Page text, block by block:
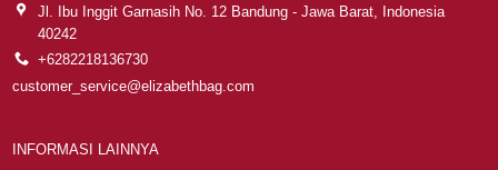
Jl. Ibu Inggit Garnasih No. 12 Bandung - Jawa Barat, Indonesia
40242
+6282218136730
customer_service@elizabethbag.com
INFORMASI LAINNYA